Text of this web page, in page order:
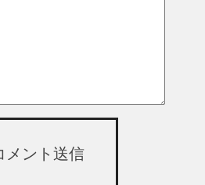
メント送信